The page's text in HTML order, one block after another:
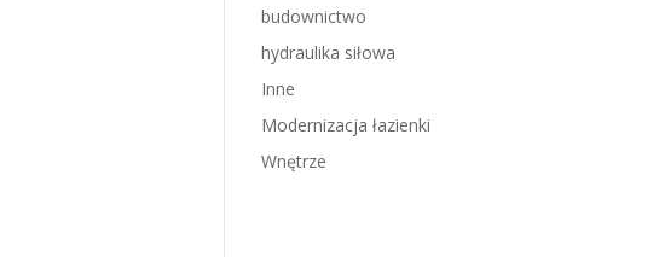
budownictwo
hydraulika siłowa
Inne
Modernizacja łazienki
Wnętrze